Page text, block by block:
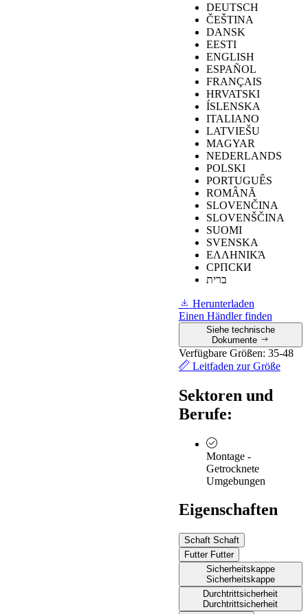
20345:2022 gemessen, wobei die Prüfmethode in EN 13287
U‑POWER
0,22
0,23
des Absatzes von
Ferse hin um 7°
0,41
0,46
DEUTSCH
ČEŠTINA
DANSK
EESTI
ENGLISH
ESPAÑOL
FRANÇAIS
HRVATSKI
ÍSLENSKA
ITALIANO
LATVIEŠU
MAGYAR
NEDERLANDS
POLSKI
PORTUGUÊS
ROMÂNĂ
SLOVENČINA
SLOVENŠČINA
SUOMI
SVENSKA
ΕΛΛΗΝΙΚΆ
СРПСКИ
ברית
Herunterladen
Einen Händler finden
Siehe technische
Dokumente
Verfügbare Größen: 35-48
Leitfaden zur Größe
Sektoren und
Berufe:
Montage -
Getrocknete
Umgebungen
Eigenschaften
Schaft Schaft
Futter Futter
Sicherheitskappe
Sicherheitskappe
Durchtrittsicherheit
Durchtrittsicherheit